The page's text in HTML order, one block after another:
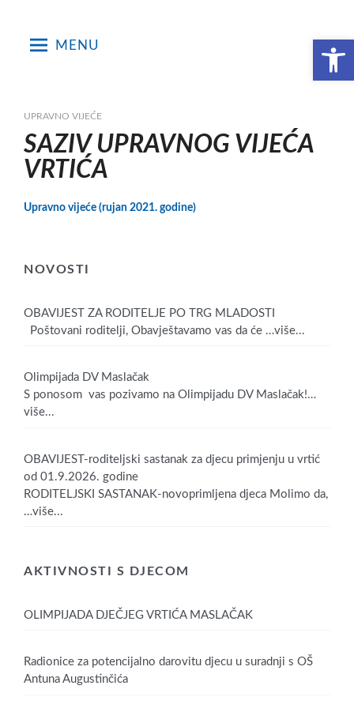
Open toolbar
MENU
UPRAVNO VIJEĆE
SAZIV UPRAVNOG VIJEĆA
VRTIĆA
Upravno vijeće (rujan 2021. godine)
NOVOSTI
OBAVIJEST ZA RODITELJE PO TRG MLADOSTI
Poštovani roditelji, Obavještavamo vas da će …više...
Olimpijada DV Maslačak
S ponosom vas pozivamo na Olimpijadu DV Maslačak!…
više...
OBAVIJEST-roditeljski sastanak za djecu primjenju u vrtić
od 01.9.2026. godine
RODITELJSKI SASTANAK-novoprimljena djeca Molimo da,
…više...
AKTIVNOSTI S DJECOM
OLIMPIJADA DJEČJEG VRTIĆA MASLAČAK
Radionice za potencijalno darovitu djecu u suradnji s OŠ
Antuna Augustinčića